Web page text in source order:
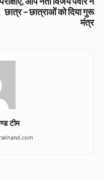
छात्र – छात्राओं को दिया गुरू
मंत्र
टीम